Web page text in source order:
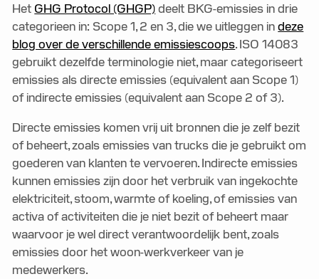
Het GHG Protocol (GHGP)deelt BKG-emissies in drie
categorieen in: Scope 1, 2 en 3, die we uitleggen indeze
blog over de verschillende emissiescoops. ISO 14083
gebruikt dezelfde terminologie niet, maar categoriseert
emissies als directe emissies (equivalent aan Scope 1)
of indirecte emissies (equivalent aan Scope 2 of 3).
Directe emissies komen vrij uit bronnen die je zelf bezit
of beheert, zoals emissies van trucks die je gebruikt om
goederen van klanten te vervoeren. Indirecte emissies
kunnen emissies zijn door het verbruik van ingekochte
elektriciteit, stoom, warmte of koeling, of emissies van
activa of activiteiten die je niet bezit of beheert maar
waarvoor je wel direct verantwoordelijk bent, zoals
emissies door het woon-werkverkeer van je
medewerkers.